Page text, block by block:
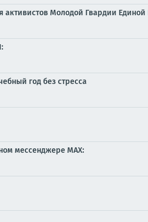
активистов Молодой Гвардии
год без стресса
мессенджере MAX: